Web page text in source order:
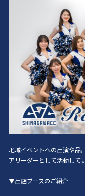
地域イベントへの出演や品
アリーダーとして活動して
▼出店ブースのご紹介